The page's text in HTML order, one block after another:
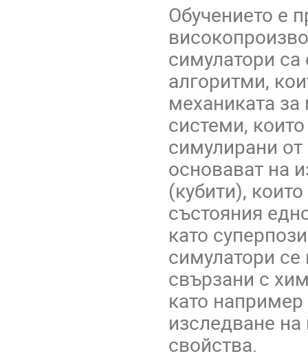
Обучението е
симулатори
алгоритми,
механиката
системи,
симулирани
основават на
(кубити),
състояния
като
симулатори
свързани с
като
изследване
свойства.